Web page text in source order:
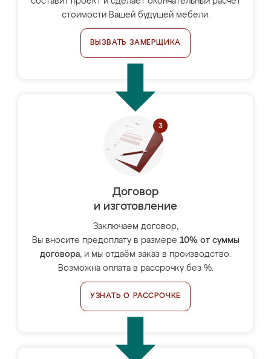
стоимости Вашей будущей мебели.
ВЫЗВАТЬ ЗАМЕРЩИКА
Договор
и изготовление
Заключаем договор,
Вы вносите предоплату в размере 10% от суммы
договора, и мы отдаём заказ в производство.
Возможна оплата в рассрочку без %.
УЗНАТЬ О РАССРОЧКЕ